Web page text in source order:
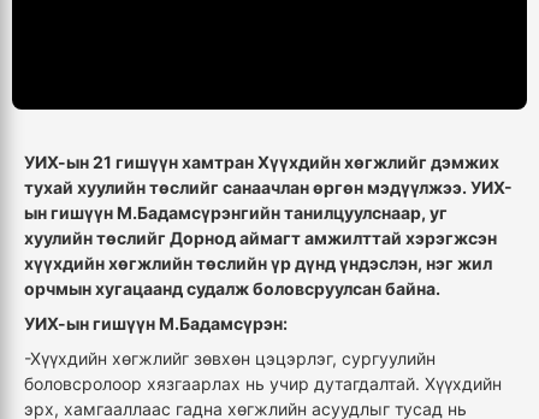
УИХ-ын 21 гишүүн хамтран Хүүхдийн хөгжлийг дэмжих
тухай хуулийн төслийг санаачлан өргөн мэдүүлжээ. УИХ-
ын гишүүн М.Бадамсүрэнгийн танилцуулснаар, уг
хуулийн төслийг Дорнод аймагт амжилттай хэрэгжсэн
хүүхдийн хөгжлийн төслийн үр дүнд үндэслэн, нэг жил
орчмын хугацаанд судалж боловсруулсан байна.
УИХ-ын гишүүн М.Бадамсүрэн:
-Хүүхдийн хөгжлийг зөвхөн цэцэрлэг, сургуулийн
боловсролоор хязгаарлах нь учир дутагдалтай. Хүүхдийн
эрх, хамгааллаас гадна хөгжлийн асуудлыг тусад нь